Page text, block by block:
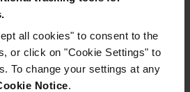
all cookies" to consent to the
or click on "Cookie Settings" to
To change your settings at any
Notice.
Fonctions Espresso et Café
filtre (dont Cold Brew)